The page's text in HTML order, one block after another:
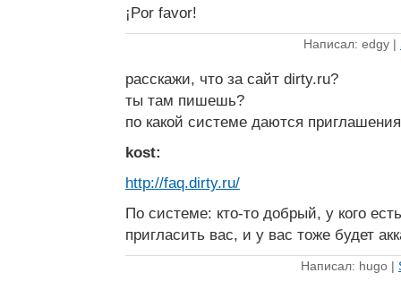
¡Por favor!
Написал: edgy |
расскажи, что за сайт dirty.ru?
ты там пишешь?
по какой системе даются
kost:
http://faq.dirty.ru/
По системе: кто-то добрый, у кого
пригласить вас, и у вас тоже будет
Написал: hugo |